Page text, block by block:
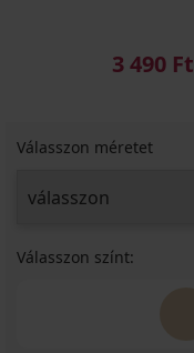
3 490 Ft
Válasszon méretet
Válasszon színt: